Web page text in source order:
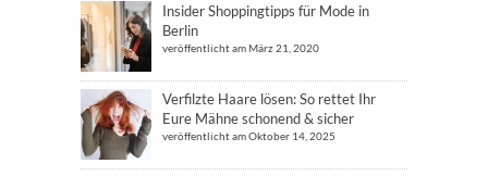
Insider Shoppingtipps für Mode in
Berlin
veröffentlicht am März 21, 2020
Verfilzte Haare lösen: So rettet Ihr
Eure Mähne schonend & sicher
veröffentlicht am Oktober 14, 2025